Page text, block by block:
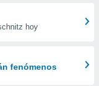
hoy
fenómenos